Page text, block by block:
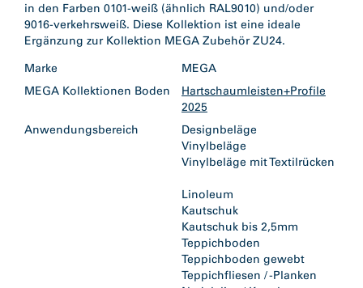
in den Farben 0101-weiß (ähnlich RAL9010) und/oder
9016-verkehrsweiß. Diese Kollektion ist eine ideale
Ergänzung zur Kollektion MEGA Zubehör ZU24.
Marke
MEGA
MEGA Kollektionen Boden
Hartschaumleisten+Profile
2025
Anwendungsbereich
Designbeläge
Vinylbeläge
Vinylbeläge mit Textilrücken
Linoleum
Kautschuk
Kautschuk bis 2,5mm
Teppichboden
Teppichboden gewebt
Teppichfliesen / -Planken